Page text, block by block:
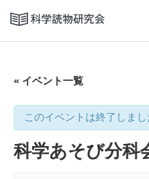
« イベント一覧
このイベントは終了しまし
科学あそび分科